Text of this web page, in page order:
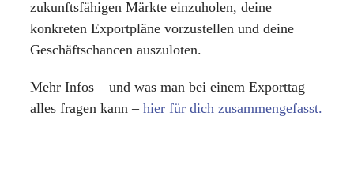
zukunftsfähigen Märkte einzuholen, deine
konkreten Exportpläne vorzustellen und deine
Geschäftschancen auszuloten.
Mehr Infos – und was man bei einem Exporttag
alles fragen kann – hier für dich zusammengefasst.